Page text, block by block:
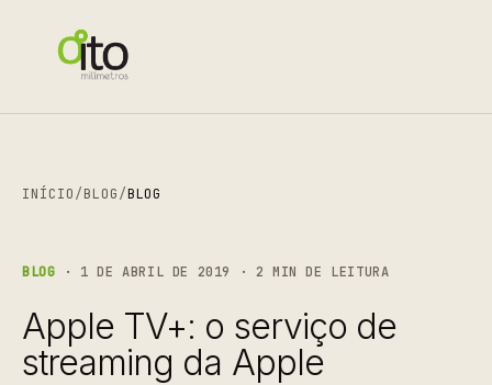
INÍCIO/BLOG/BLOG
BLOG · 1 DE ABRIL DE 2019 · 2 MIN DE LEITURA
Apple TV+: o serviço de
streaming da Apple